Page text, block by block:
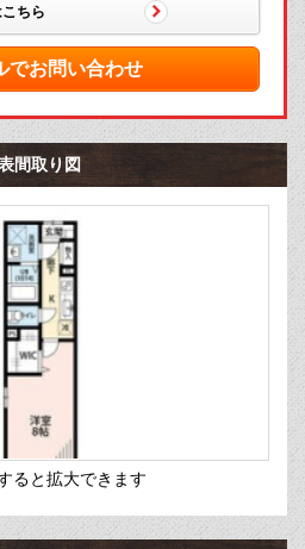
ちら
でお問い合わせ
間取り図
ると拡大できます